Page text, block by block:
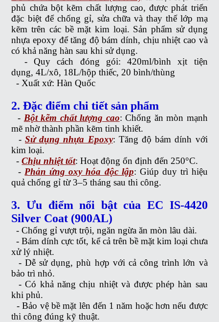
phủ chứa bột kẽm chất lượng cao, được phát triển
đặc biệt để chống gỉ, sửa chữa và thay thế lớp mạ
kẽm trên các bề mặt kim loại. Sản phẩm sử dụng
nhựa epoxy để tăng độ bám dính, chịu nhiệt cao và
có khả năng hàn sau khi sử dụng.
- Quy cách đóng gói:420ml/bình xịt tiện
dụng,4L/xô, 18L/hộp thiếc, 20 bình/thùng
- Xuất xứ: Hàn Quốc
2. Đặc điểm chi tiết sản phẩm
- Bột kẽm chất lượng cao: Chống ăn mòn mạnh
mẽ nhờ thành phần kẽm tinh khiết.
-Sử dụng nhựa Epoxy: Tăng độ bám dính với
kim loại.
-Chịu nhiệt tốt: Hoạt động ổn định đến 250°C.
- Phản ứng oxy hóa độc lập: Giúp duy trì hiệu
quả chống gỉ từ 3–5 tháng sau thi công.
3. Ưu điểm nổi bật của EC IS-4420
Silver Coat (900AL)
-Chống gỉ vượt trội, ngăn ngừa ăn mòn lâu dài.
-Bám dính cực tốt, kể cả trên bề mặt kim loại chưa
xử lý nhiệt.
- Dễ sử dụng, phù hợp với cả công trình lớn và
bảo trì nhỏ.
-Có khả năng chịu nhiệt và được phép hàn sau
khi phủ.
-Bảo vệ bề mặt lên đến 1 năm hoặc hơn nếu được
thi công đúng kỹ thuật.